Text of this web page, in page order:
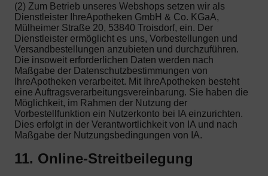
(2) Zum Betrieb unseres Webshops setzen wir als
Dienstleister IhreApotheken GmbH & Co. KGaA,
Mülheimer Straße 20, 53840 Troisdorf, ein. Der
Dienstleister ermöglicht es uns, Vorbestellungen und
Versandbestellungen anzubieten und durchzuführen.
Die insoweit erforderlichen Daten werden nach
Maßgabe der Datenschutzbestimmungen von
IhreApotheken verarbeitet. Mit IhreApotheken besteht
eine Auftragsverarbeitungsvereinbarung. Sie haben die
Möglichkeit, im Rahmen der Nutzung der
Vorbestellfunktion ein Nutzerkonto bei IA einzurichten.
Dies erfolgt in der Verantwortlichkeit von IA und nach
Maßgabe der Nutzungsbedingungen von IA.
11. Online-Streitbeilegung